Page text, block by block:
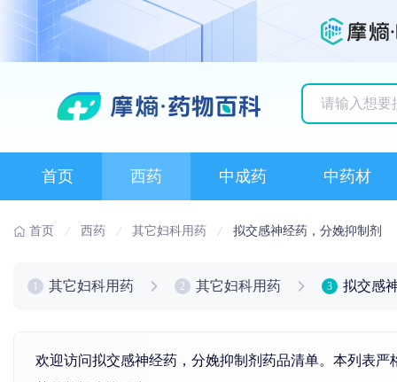
首页 西药 中成药 中药材
首页 西药 其它妇科用药 拟交感神经药，分娩抑制剂
其它妇科用药 2 其它妇科用药 3 拟交感
欢迎访问拟交感神经药，分娩抑制剂药品清单。本列表